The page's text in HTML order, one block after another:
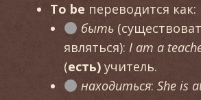
To be переводится как:
быть
являться): I am a
(есть)учитель.
находиться:She is